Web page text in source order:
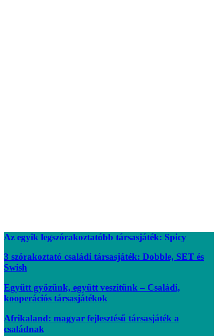
Az egyik legszórakoztatóbb társasjáték: Spicy
3 szórakoztató családi társasjáték: Dobble, SET és
Swish
Együtt győzünk, együtt veszítünk – Családi,
kooperációs társasjátékok
Afrikaland: magyar fejlesztésű társasjáték a
családnak